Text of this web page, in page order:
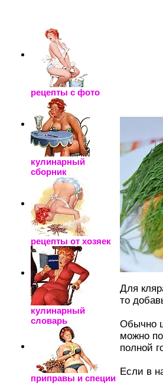
рецепты с фото
кулинарный
сборник
рецепты от хозяек
кулинарный
словарь
приправы и специи
Для
то
Обычно
можно
полной
Если в